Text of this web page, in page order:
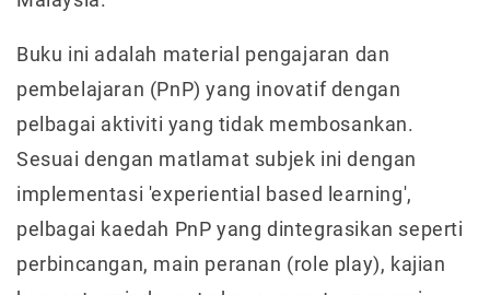
Buku ini adalah material pengajaran dan
pembelajaran (PnP) yang inovatif dengan
pelbagai aktiviti yang tidak membosankan.
Sesuai dengan matlamat subjek ini dengan
implementasi 'experiential based learning',
pelbagai kaedah PnP yang dintegrasikan seperti
perbincangan, main peranan (role play), kajian